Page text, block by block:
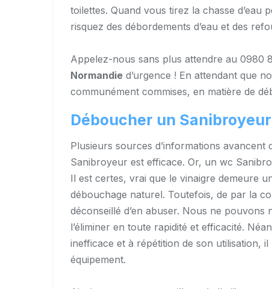
toilettes. Quand vous tirez la chasse
risquez des débordements d’eau et des
Appelez-nous sans plus attendre au 0980
Normandie d’urgence ! En attendant que
communément commises, en matière de
Déboucher un
Plusieurs sources d’informations
Sanibroyeur est efficace. Or, un wc
Il est certes, vrai que le vinaigre demeure
débouchage naturel. Toutefois, de par la
déconseillé d’en abuser. Nous ne pouvons
l’éliminer en toute rapidité et efficacité.
inefficace et à répétition de son utilisation,
équipement.